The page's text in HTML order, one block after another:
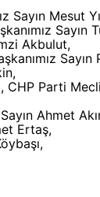
Sayın Mesut
Sayın
Akbulut,
Parti
Ahmet
Ertaş,